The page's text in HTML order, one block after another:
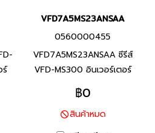
ต์
VFD7A5MS23ANSAA
0560000455
VFD7A5MS23ANSAA ซีรีส์
VFD-MS300 อินเวอร์เตอร์
แบรนด์เดลต้า สินค้าแบรนด์
ไต้หวัน พิกัดกำลัง 1.5 กิโลวัตต์
อินเวอร์เตอร์ขนาดเล็กใช้ง่าย-
พละกำลังสูง ตรวจจับกระแส
฿0
สินค้าหมด